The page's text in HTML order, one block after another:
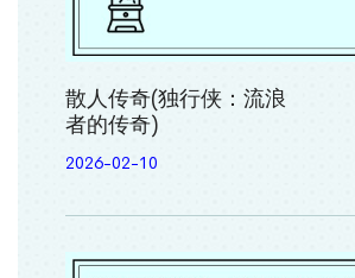
散人传奇(独行侠：流浪
者的传奇)
2026-02-10